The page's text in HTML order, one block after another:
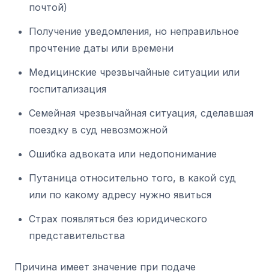
почтой)
Получение уведомления, но неправильное
прочтение даты или времени
Медицинские чрезвычайные ситуации или
госпитализация
Семейная чрезвычайная ситуация, сделавшая
поездку в суд невозможной
Ошибка адвоката или недопонимание
Путаница относительно того, в какой суд
или по какому адресу нужно явиться
Страх появляться без юридического
представительства
Причина имеет значение при подаче